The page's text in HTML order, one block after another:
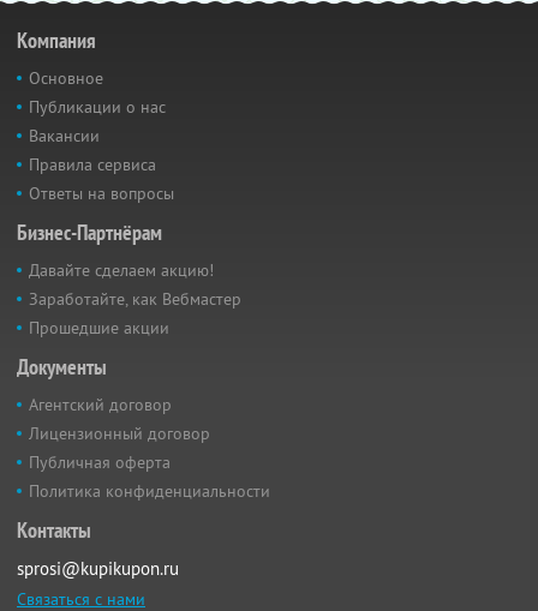
Компания
Основное
Публикации о нас
Вакансии
Правила сервиса
Ответы на вопросы
Бизнес-Партнёрам
Давайте сделаем акцию!
Заработайте, как Вебмастер
Прошедшие акции
Документы
Агентский договор
Лицензионный договор
Публичная оферта
Политика конфиденциальности
Контакты
sprosi@kupikupon.ru
Связаться с нами